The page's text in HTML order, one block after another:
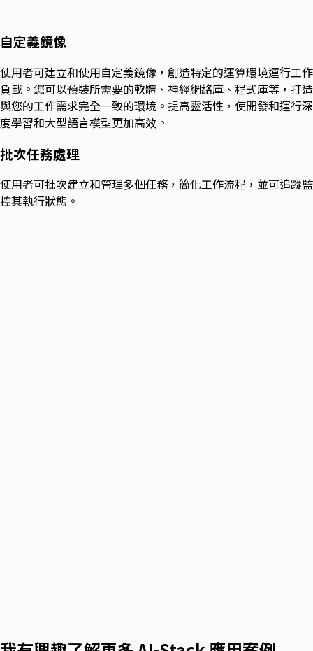
自定義鏡像
使用者可建立和使用自定義鏡像，創造特定的運算環境運行工作
負載。您可以預裝所需要的軟體、神經網絡庫、程式庫等，打造
與您的工作需求完全一致的環境。提高靈活性，使開發和運行深
度學習和大型語言模型更加高效。
批次任務處理
使用者可批次建立和管理多個任務，簡化工作流程，並可追蹤監
控其執行狀態。